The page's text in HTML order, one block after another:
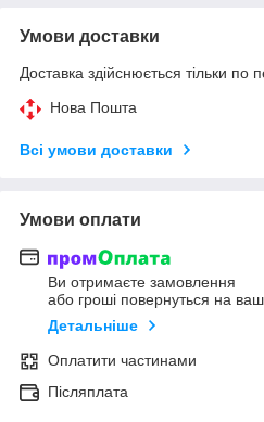
Умови доставки
Доставка здійснюється тільки по
Нова Пошта
Всі умови доставки
Умови оплати
Ви отримаєте замовлення
або гроші повернуться на
Детальніше
Оплатити частинами
Післяплата